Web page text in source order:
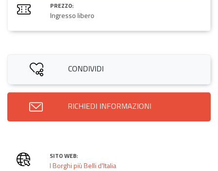
PREZZO:
Ingresso libero
CONDIVIDI
RICHIEDI INFORMAZIONI
SITO WEB:
I Borghi più Belli d'Italia